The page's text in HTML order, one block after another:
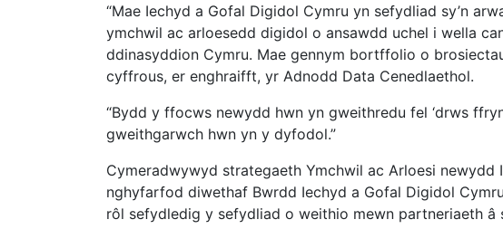
“Mae Iechyd a Gofal Digidol Cymru yn sefydliad sy’n
ymchwil ac arloesedd digidol o ansawdd uchel i wella
ddinasyddion Cymru. Mae gennym bortffolio o
cyffrous, er enghraifft, yr Adnodd Data Cenedlaethol.
“Bydd y ffocws newydd hwn yn gweithredu fel ‘drws
gweithgarwch hwn yn y dyfodol.”
Cymeradwywyd strategaeth Ymchwil ac Arloesi newydd
nghyfarfod diwethaf Bwrdd Iechyd a Gofal Digidol
rôl sefydledig y sefydliad o weithio mewn partneriaeth â